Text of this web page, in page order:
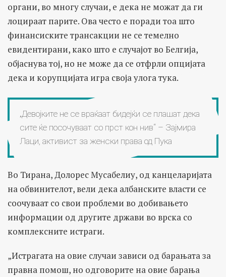
органи, во многу случаи, е дека не можат да ги
лоцираат парите. Ова често е поради тоа што
финансиските трансакции не се темелно
евидентирани, како што е случајот во Белгија,
објаснува тој, но не може да се отфрли опцијата
дека и корупцијата игра своја улога тука.
„Девојките не се враќаат бидејќи се плашат дека
сите ќе посочуваат со прст кон нив“ – Зајмира
Лаци, активист за женски права од Пука
Во Тирана, Долорес Мусабелиу, од канцеларијата
на обвинителот, вели дека албанските власти се
соочуваат со свои проблеми во добивањето
информации од другите држави во врска со
комплексните истраги.
„Истрагата на овие случаи зависи од барањата за
правна помош, но одговорите на овие барања